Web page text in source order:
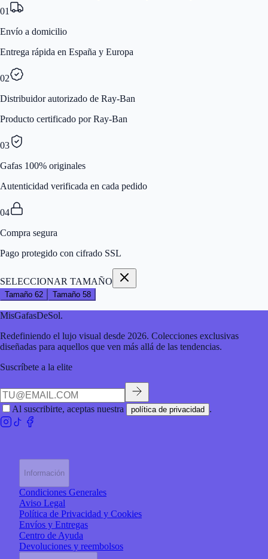
01
Envío a domicilio
Entrega rápida en España y Europa
02
Distribuidor autorizado de Ray-Ban
Producto certificado por Ray-Ban
03
Gafas 100% originales
Autenticidad verificada en cada pedido
04
Compra segura
Pago protegido con cifrado SSL
SELECCIONAR TAMAÑO
Tamaño 62 Tamaño 58
MisGafasDeSol.
Redefiniendo el lujo visual desde 2026. Colecciones exclusivas
diseñadas para aquellos que ven más allá de las tendencias.
Suscríbete a la elite
Al suscribirte, aceptas nuestra política de privacidad .
Información
Condiciones Generales
Aviso Legal
Política de Privacidad y Cookies
Envíos y Entregas
Centro de Ayuda
Devoluciones y reembolsos